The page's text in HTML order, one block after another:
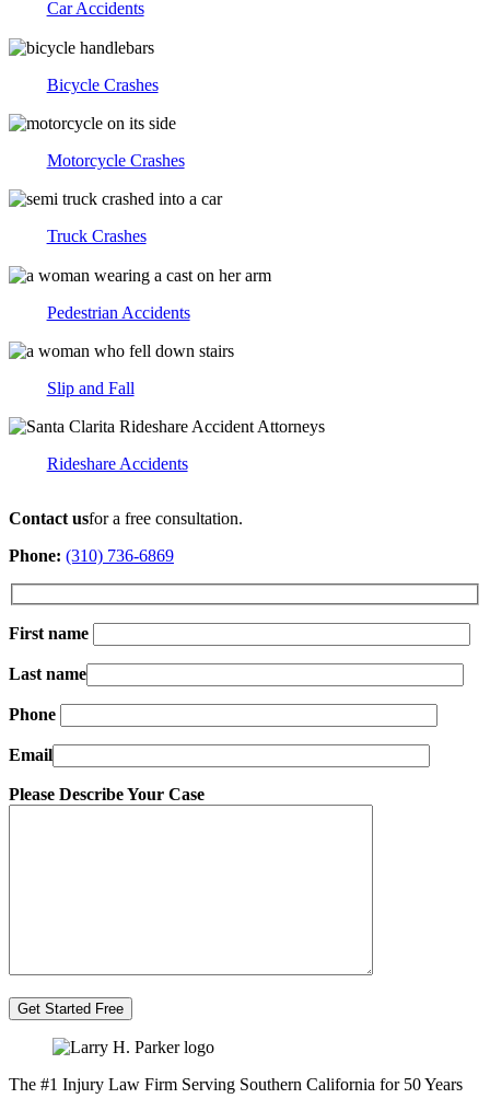
Car Accidents
Bicycle Crashes
Motorcycle Crashes
Truck Crashes
Pedestrian Accidents
Slip and Fall
Rideshare Accidents
Contact usfor a free consultation.
Phone: (310) 736-6869
First name
Last name
Phone
Email
Please Describe Your Case
The #1 Injury Law Firm Serving Southern California for 50 Years